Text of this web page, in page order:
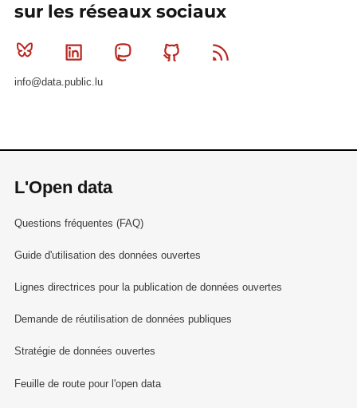
sur les réseaux sociaux
Bluesky Linkedin MastodonGithub
info@data.public.lu
L'Open data
Questions fréquentes (FAQ)
Guide d'utilisation des données ouvertes
Lignes directrices pour la publication de données ouvertes
Demande de réutilisation de données publiques
Stratégie de données ouvertes
Feuille de route pour l'open data